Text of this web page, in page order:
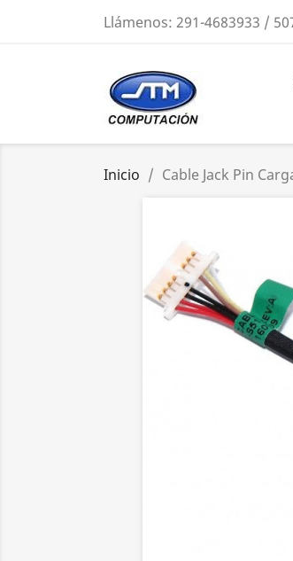
Llámenos: 291-4683933 /
Inicio Cable Jack Pin